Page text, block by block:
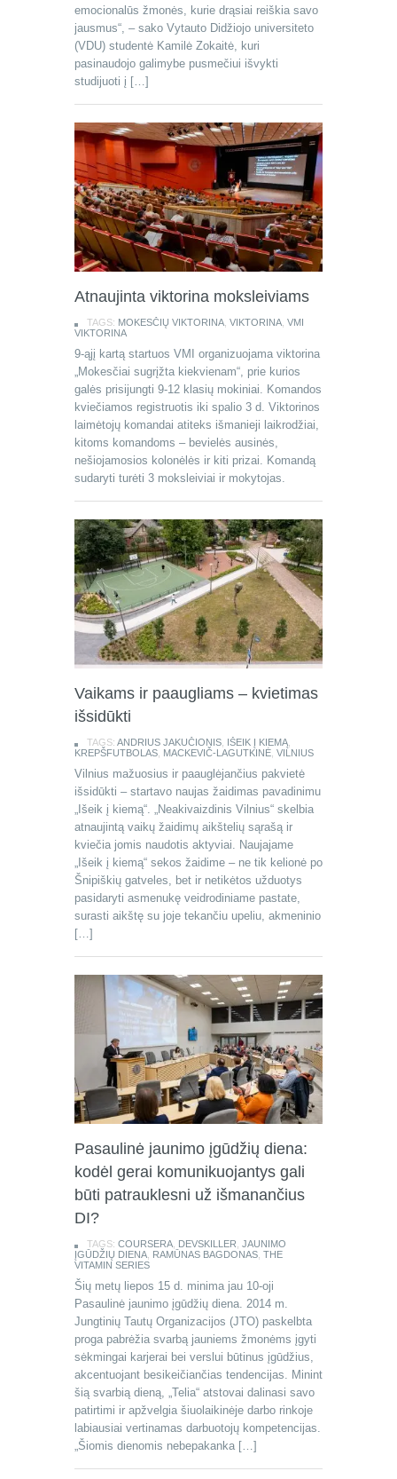
emocionalūs žmonės, kurie drąsiai reiškia savo
jausmus“, – sako Vytauto Didžiojo universiteto
(VDU) studentė Kamilė Zokaitė, kuri
pasinaudojo galimybe pusmečiui išvykti
studijuoti į […]
Atnaujinta viktorina moksleiviams
TAGS: MOKESČIŲ VIKTORINA VIKTORINA VMI
VIKTORINA
9-ąjį kartą startuos VMI organizuojama viktorina
„Mokesčiai sugrįžta kiekvienam“, prie kurios
galės prisijungti 9-12 klasių mokiniai. Komandos
kviečiamos registruotis iki spalio 3 d. Viktorinos
laimėtojų komandai atiteks išmanieji laikrodžiai,
kitoms komandoms – bevielės ausinės,
nešiojamosios kolonėlės ir kiti prizai. Komandą
sudaryti turėti 3 moksleiviai ir mokytojas.
Vaikams ir paaugliams – kvietimas
išsidūkti
TAGS: ANDRIUS JAKUČIONIS IŠEIK Į KIEMĄ
KREPŠFUTBOLAS MACKEVIČ-LAGUTKINĖ VILNIUS
Vilnius mažuosius ir paauglėjančius pakvietė
išsidūkti – startavo naujas žaidimas pavadinimu
„Išeik į kiemą“. „Neakivaizdinis Vilnius“ skelbia
atnaujintą vaikų žaidimų aikštelių sąrašą ir
kviečia jomis naudotis aktyviai. Naujajame
„Išeik į kiemą“ sekos žaidime – ne tik kelionė po
Šnipiškių gatveles, bet ir netikėtos užduotys
pasidaryti asmenukę veidrodiniame pastate,
surasti aikštę su joje tekančiu upeliu, akmeninio
[…]
Pasaulinė jaunimo įgūdžių diena:
kodėl gerai komunikuojantys gali
būti patrauklesni už išmanančius
DI?
TAGS: COURSERA DEVSKILLER JAUNIMO
ĮGŪDŽIŲ DIENA RAMŪNAS BAGDONAS THE
VITAMIN SERIES
Šių metų liepos 15 d. minima jau 10-oji
Pasaulinė jaunimo įgūdžių diena. 2014 m.
Jungtinių Tautų Organizacijos (JTO) paskelbta
proga pabrėžia svarbą jauniems žmonėms įgyti
sėkmingai karjerai bei verslui būtinus įgūdžius,
akcentuojant besikeičiančias tendencijas. Minint
šią svarbią dieną, „Telia“ atstovai dalinasi savo
patirtimi ir apžvelgia šiuolaikinėje darbo rinkoje
labiausiai vertinamas darbuotojų kompetencijas.
„Šiomis dienomis nebepakanka […]